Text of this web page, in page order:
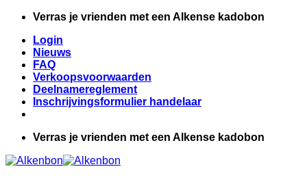
inhoud
Verras je vrienden met een Alkense kadobon
Login
Nieuws
FAQ
Verkoopsvoorwaarden
Deelnamereglement
Inschrijvingsformulier handelaar
Verras je vrienden met een Alkense kadobon